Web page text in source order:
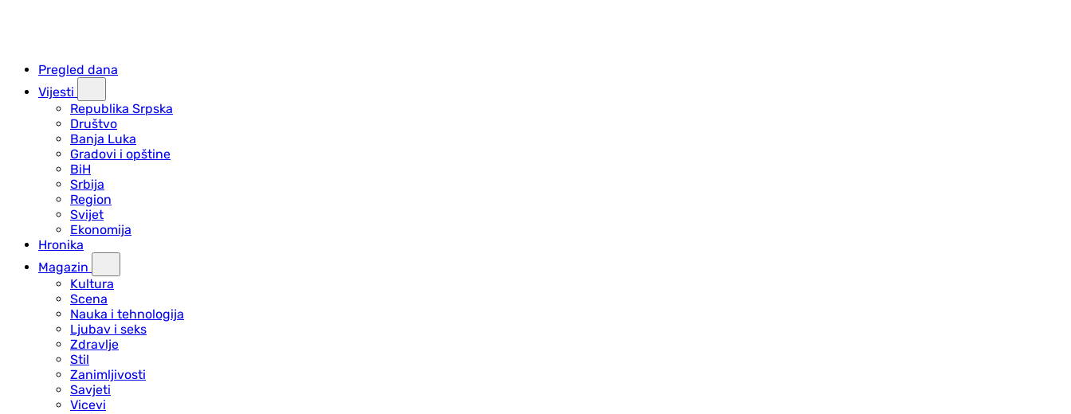
Pregled dana
Vijesti
Republika Srpska
Društvo
Banja Luka
Gradovi i opštine
BiH
Srbija
Region
Svijet
Ekonomija
Hronika
Magazin
Kultura
Scena
Nauka i tehnologija
Ljubav i seks
Zdravlje
Stil
Zanimljivosti
Savjeti
Vicevi